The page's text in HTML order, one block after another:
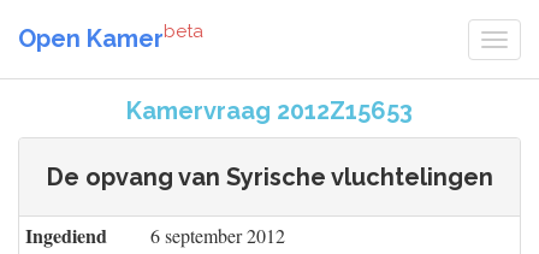
Open Kamerbeta
Kamervraag 2012Z15653
De opvang van Syrische vluchtelingen
Ingediend 6 september 2012